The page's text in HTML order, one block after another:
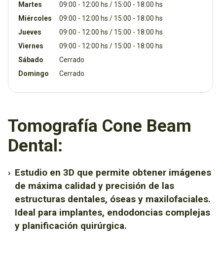
Martes
09:00 - 12:00 hs / 15:00 - 18:00 hs
Miércoles
09:00 - 12:00 hs / 15:00 - 18:00 hs
Jueves
09:00 - 12:00 hs / 15:00 - 18:00 hs
Viernes
09:00 - 12:00 hs / 15:00 - 18:00 hs
Sábado
Cerrado
Domingo
Cerrado
Tomografía Cone Beam
Dental:
› Estudio en 3D que permite obtener imágenes
de máxima calidad y precisión de las
estructuras dentales, óseas y maxilofaciales.
Ideal para implantes, endodoncias complejas
y planificación quirúrgica.